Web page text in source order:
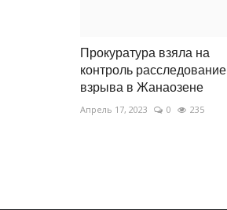
Прокуратура взяла на
контроль расследование
взрыва в Жанаозене
Апрель 17, 2023 0 235